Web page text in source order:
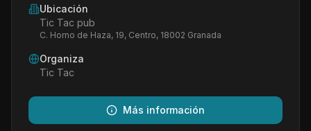
Ubicación
Tic Tac pub
C. Horno de Haza, 19, Centro, 18002 Granada
Organiza
Tic Tac
Más información